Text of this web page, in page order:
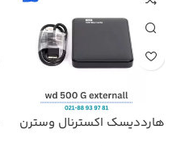
هارددیسک اکسترنال وسترن